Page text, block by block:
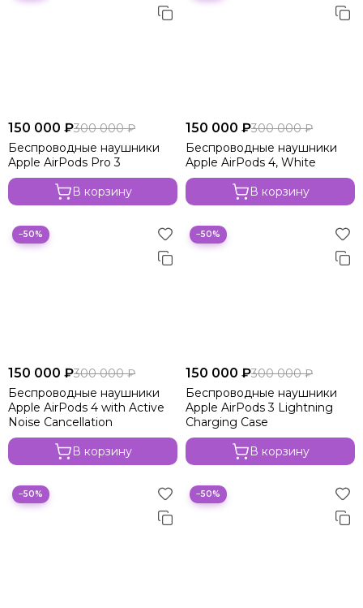
150 000 ₽300 000 ₽
Беспроводные наушники
Apple AirPods Pro 3
В корзину
150 000 ₽300 000 ₽
Беспроводные наушники
Apple AirPods 4, White
В корзину
−50%
150 000 ₽300 000 ₽
Беспроводные наушники
Apple AirPods 4 with Active
Noise Cancellation
В корзину
−50%
150 000 ₽300 000 ₽
Беспроводные наушники
Apple AirPods 3 Lightning
Charging Case
В корзину
−50% −50%